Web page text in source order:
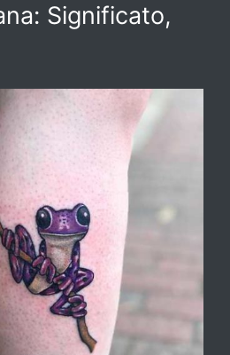
Significato,